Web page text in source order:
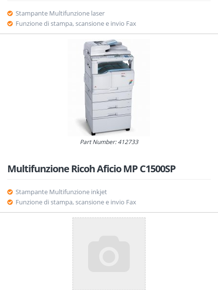
Stampante Multifunzione laser
Funzione di stampa, scansione e invio Fax
Part Number: 412733
Multifunzione Ricoh Aficio MP C1500SP
Stampante Multifunzione inkjet
Funzione di stampa, scansione e invio Fax